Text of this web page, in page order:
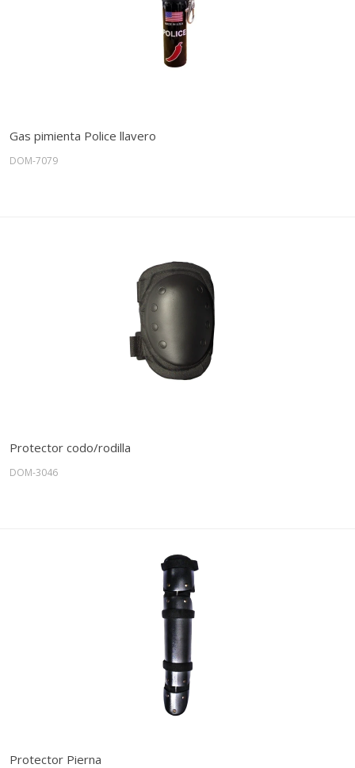
Gas pimienta Police llavero
DOM-7079
Protector codo/rodilla
DOM-3046
Protector Pierna